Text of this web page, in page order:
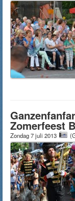
Zomerfeest
Zondag 7 juli 2013